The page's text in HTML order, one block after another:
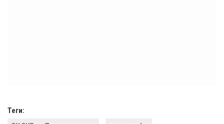
Теги: